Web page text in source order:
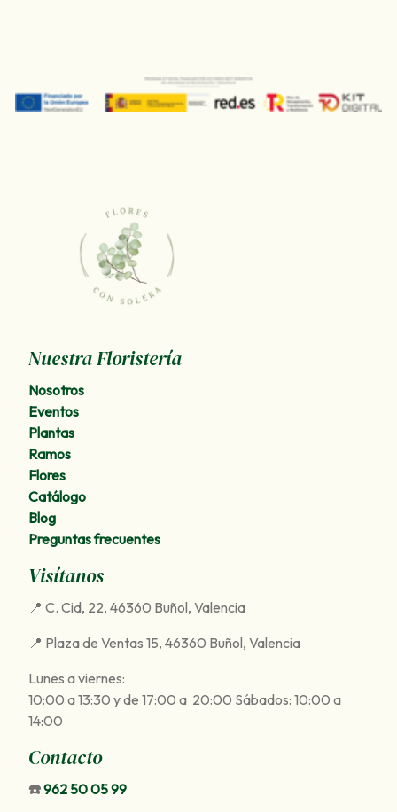
Nuestra Floristería
Nosotros
Eventos
Plantas
Ramos
Flores
Catálogo
Blog
Preguntas frecuentes
Visítanos
📍 C. Cid, 22, 46360 Buñol, Valencia
📍 Plaza de Ventas 15, 46360 Buñol, Valencia
Lunes a viernes:
10:00 a 13:30 y de 17:00 a 20:00 Sábados: 10:00 a
14:00
Contacto
☎️962 50 05 99